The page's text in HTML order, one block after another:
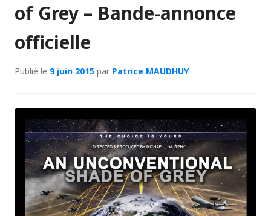
of Grey – Bande-annonce
officielle
Publié le 9 juin 2015 par Patrice MAUDHUY